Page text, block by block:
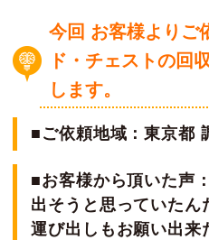
今回 お客様よりご
ド・チェストの回
します。
■ご依頼地域：東京都
■お客様から頂いた声
出そうと思っていたん
運び出しもお願い出来